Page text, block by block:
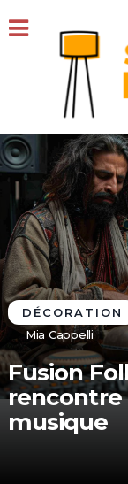
DÉCORATION
Mia Cappelli
Fusion
rencontre
musique